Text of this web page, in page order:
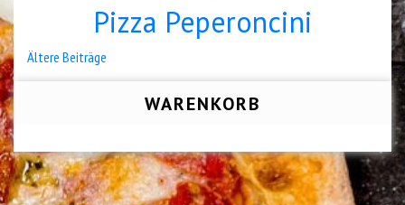
Pizza Peperoncini
Beitragsnavigation
Ältere Beiträge
WARENKORB